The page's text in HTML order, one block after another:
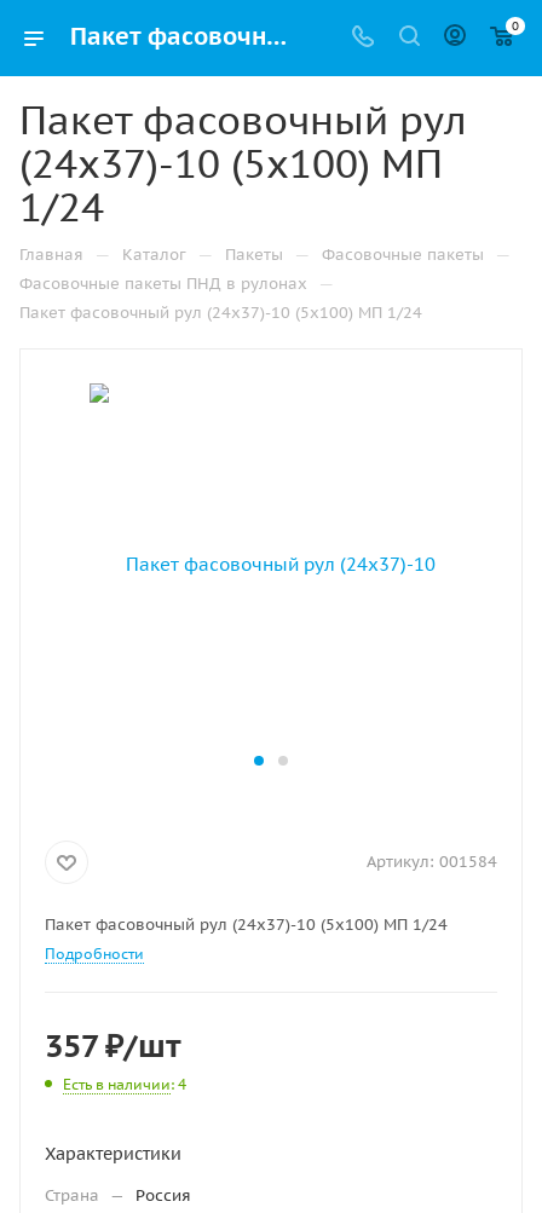
Пакет фасовочный рул (24х37)-10 (5х100) МП 1/24 купить в Ижевске с доставкой оптом и в розницу 0
Пакет фасовочный рул
(24х37)-10 (5х100) МП
1/24
Главная — Каталог — Пакеты — Фасовочные пакеты —
Фасовочные пакеты ПНД в рулонах —
Пакет фасовочный рул (24х37)-10 (5х100) МП 1/24
Артикул: 001584
Пакет фасовочный рул (24х37)-10 (5х100) МП 1/24
Подробности
357₽/шт
Есть в наличии: 4
Характеристики
Страна —
Россия